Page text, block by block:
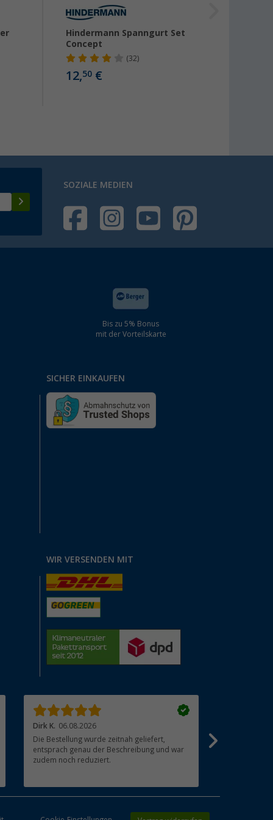
Hindermann Spanngurt Set
Concept
(32)
12,50€
SOZIALE MEDIEN
Bis zu 5% Bonus
mit der Vorteilskarte
SICHER EINKAUFEN
WIR VERSENDEN MIT
Dirk K. 06.08.2026
Die Bestellung wurde zeitnah geliefert,
entsprach genau der Beschreibung und war
zudem noch reduziert.